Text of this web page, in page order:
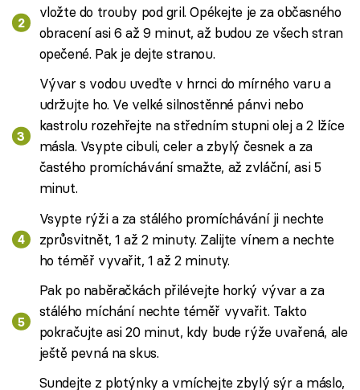
vložte do trouby pod gril. Opékejte je za občasného
obracení asi 6 až 9 minut, až budou ze všech stran
opečené. Pak je dejte stranou.
Vývar s vodou uveďte v hrnci do mírného varu a
udržujte ho. Ve velké silnostěnné pánvi nebo
kastrolu rozehřejte na středním stupni olej a 2 lžíce
másla. Vsypte cibuli, celer a zbylý česnek a za
častého promíchávání smažte, až zvláční, asi 5
minut.
Vsypte rýži a za stálého promíchávání ji nechte
zprůsvitnět, 1 až 2 minuty. Zalijte vínem a nechte
ho téměř vyvařit, 1 až 2 minuty.
Pak po naběračkách přilévejte horký vývar a za
stálého míchání nechte téměř vyvařit. Takto
pokračujte asi 20 minut, kdy bude rýže uvařená, ale
ještě pevná na skus.
Sundejte z plotýnky a vmíchejte zbylý sýr a máslo,